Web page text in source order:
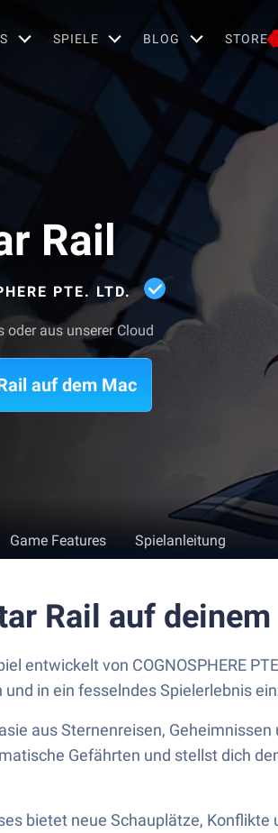
SPIELE BLOG STORE
Rail
PTE. LTD.
oder aus unserer Cloud
auf dem Mac
Game Features Spielanleitung
Rail auf
entwickelt von COGNOSPHERE
in ein fesselndes Spielerlebnis
aus Sternenreisen,
Gefährten und stellst dich
bietet neue Schauplätze, Konflikte